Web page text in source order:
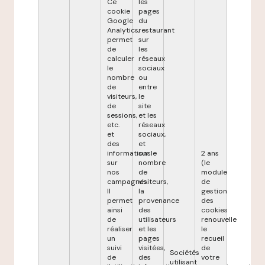
cookie
Google
Analytics,
permet
de
calculer
le
nombre
de
visiteurs,
de
sessions,
etc.
et
des
informations
sur
nos
campagnes.
Il
permet
ainsi
de
réaliser
un
suivi
de
pages
du
restaurant
sur
les
réseaux
sociaux
ou
entre
le
site
et les
réseaux
sociaux,
et
sur le
nombre
de
visiteurs,
la
provenance
des
utilisateurs
et les
pages
visitées,
des
Sociétés
utilisant
2 ans
(le
module
de
gestion
des
cookies
renouvelle
le
recueil
de
votre